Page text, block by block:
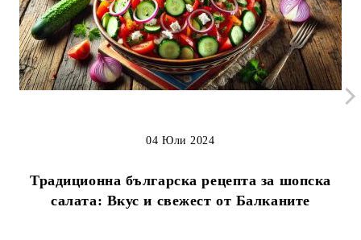
Традиционна българска рецепта за шопска
салата: Вкус и свежест от Балканите
04 Юли 2024